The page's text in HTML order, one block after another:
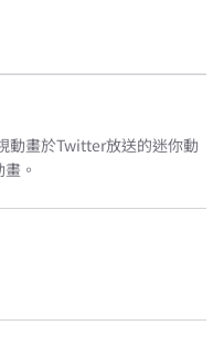
動畫於Twitter放送的迷你動
。